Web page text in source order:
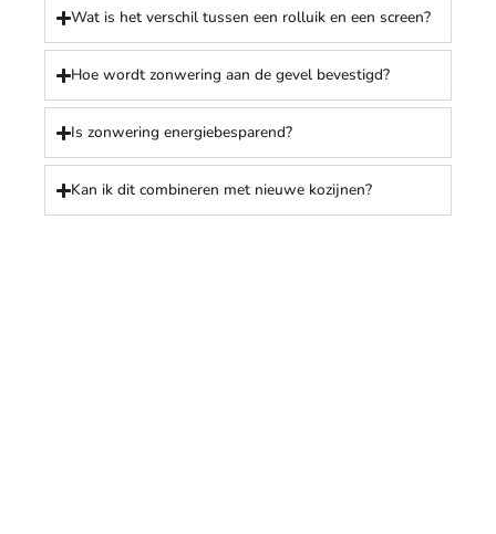
Wat is het verschil tussen een rolluik en een screen?
Hoe wordt zonwering aan de gevel bevestigd?
Is zonwering energiebesparend?
Kan ik dit combineren met nieuwe kozijnen?